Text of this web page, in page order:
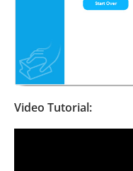
Video Tutorial: